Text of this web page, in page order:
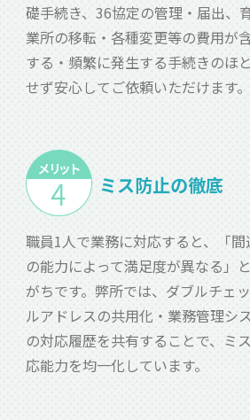
礎手続き、36協定の管理・届出、
業所の移転・各種変更等の費用が
する・頻繁に発生する手続きのほ
せず安心してご依頼いただけます。
ミス防止の徹底
職員1人で業務に対応すると、「
の能力によって満足度が異なる」
がちです。弊所では、ダブルチェ
ルアドレスの共用化・業務管理シ
の対応履歴を共有することで、ミ
応能力を均一化しています。